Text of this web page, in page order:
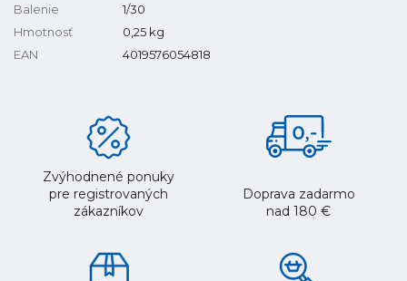
Balenie
1/30
Hmotnosť
0,25 kg
EAN
4019576054818
Zvýhodnené ponuky
pre registrovaných
zákazníkov
Doprava zadarmo
nad 180 €